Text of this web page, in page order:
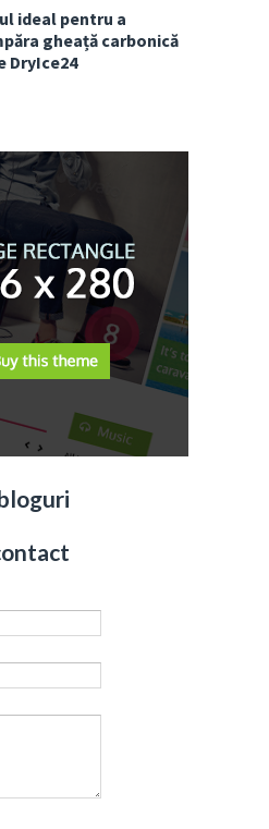
ideal pentru a
gheață carbonică
DryIce24